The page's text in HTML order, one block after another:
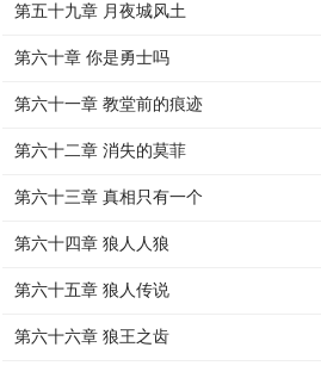
第五十九章 月夜城风土
第六十章 你是勇士吗
第六十一章 教堂前的痕迹
第六十二章 消失的莫菲
第六十三章 真相只有一个
第六十四章 狼人人狼
第六十五章 狼人传说
第六十六章 狼王之齿